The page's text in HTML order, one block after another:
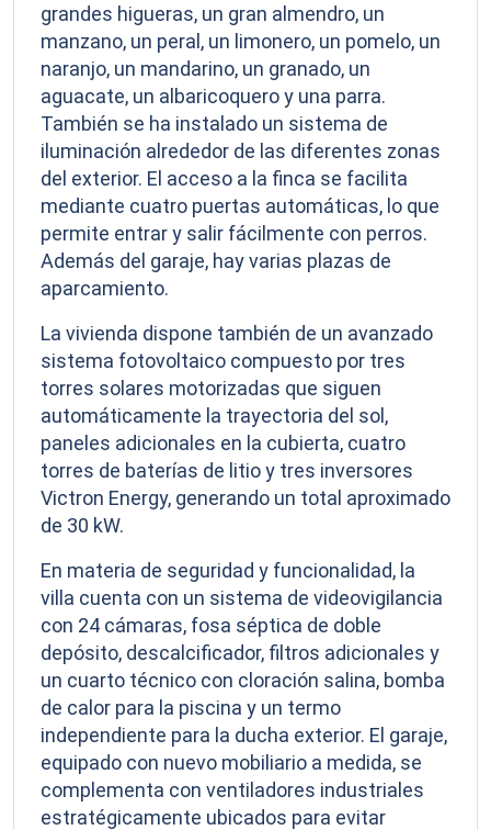
grandes higueras, un gran almendro, un
manzano, un peral, un limonero, un pomelo, un
naranjo, un mandarino, un granado, un
aguacate, un albaricoquero y una parra.
También se ha instalado un sistema de
iluminación alrededor de las diferentes zonas
del exterior. El acceso a la finca se facilita
mediante cuatro puertas automáticas, lo que
permite entrar y salir fácilmente con perros.
Además del garaje, hay varias plazas de
aparcamiento.
La vivienda dispone también de un avanzado
sistema fotovoltaico compuesto por tres
torres solares motorizadas que siguen
automáticamente la trayectoria del sol,
paneles adicionales en la cubierta, cuatro
torres de baterías de litio y tres inversores
Victron Energy, generando un total aproximado
de 30 kW.
En materia de seguridad y funcionalidad, la
villa cuenta con un sistema de videovigilancia
con 24 cámaras, fosa séptica de doble
depósito, descalcificador, filtros adicionales y
un cuarto técnico con cloración salina, bomba
de calor para la piscina y un termo
independiente para la ducha exterior. El garaje,
equipado con nuevo mobiliario a medida, se
complementa con ventiladores industriales
estratégicamente ubicados para evitar